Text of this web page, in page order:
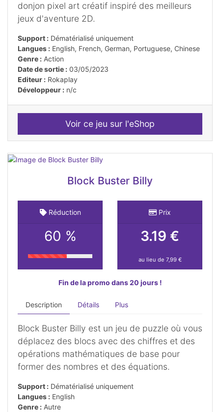
donjon pixel art créatif inspiré des meilleurs
jeux d'aventure 2D.
Support : Dématérialisé uniquement
Langues : English, French, German, Portuguese, Chinese
Genre : Action
Date de sortie : 03/05/2023
Editeur : Rokaplay
Développeur : n/c
Voir ce jeu sur l'eShop
Block Buster Billy
Réduction
60 %
Prix
3.19 €
au lieu de 7,99 €
Fin de la promo dans 20 jours !
Description Détails Plus
Block Buster Billy est un jeu de puzzle où vous
déplacez des blocs avec des chiffres et des
opérations mathématiques de base pour
former des nombres et des équations.
Support : Dématérialisé uniquement
Langues : English
Genre : Autre